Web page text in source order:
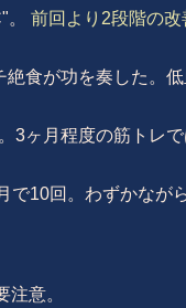
。 前回より2段階の改
食が功を奏した。
3ヶ月程度の筋トレ
で10回。わずかなが
意。